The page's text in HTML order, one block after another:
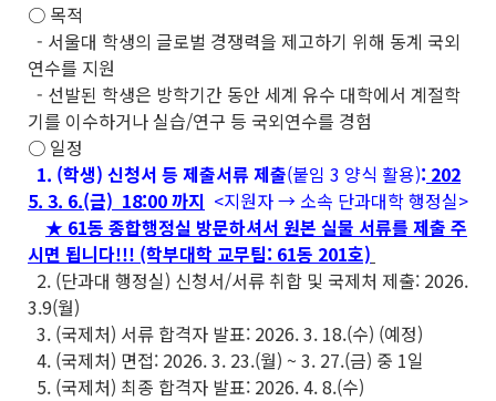
○ 목적
- 서울대 학생의 글로벌 경쟁력을 제고하기 위해 동계 국외
연수를 지원
- 선발된 학생은 방학기간 동안 세계 유수 대학에서 계절학
기를 이수하거나 실습/연구 등 국외연수를 경험
○ 일정
1. (학생) 신청서 등 제출서류 제출(붙임 3 양식 활용): 202
5. 3. 6.(금) 18:00 까지 <지원자 → 소속 단과대학 행정실>
★ 61동 종합행정실 방문하셔서 원본 실물 서류를 제출 주
시면 됩니다!!! (학부대학 교무팀: 61동 201호)
2. (단과대 행정실) 신청서/서류 취합 및 국제처 제출: 2026.
3.9(월)
3. (국제처) 서류 합격자 발표: 2026. 3. 18.(수) (예정)
4. (국제처) 면접: 2026. 3. 23.(월) ~ 3. 27.(금) 중 1일
5. (국제처) 최종 합격자 발표: 2026. 4. 8.(수)